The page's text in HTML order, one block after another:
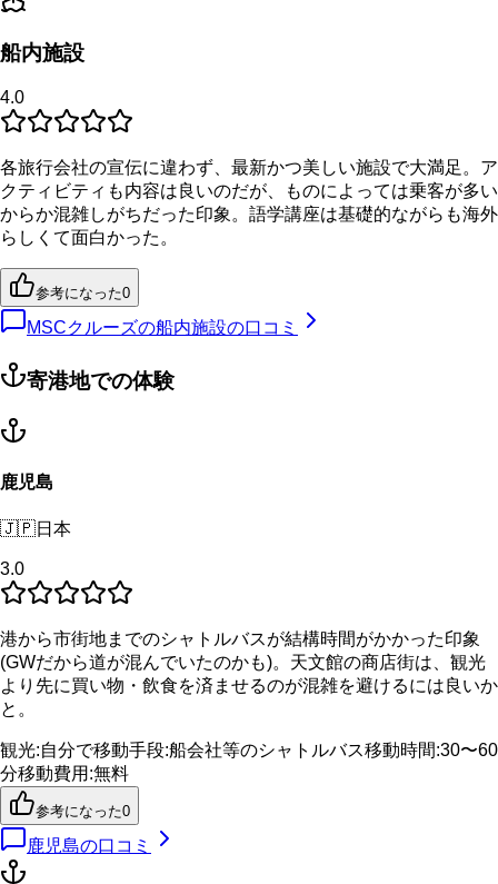
船内施設
4.0
各旅行会社の宣伝に違わず、最新かつ美しい施設で大満足。ア
クティビティも内容は良いのだが、ものによっては乗客が多い
からか混雑しがちだった印象。語学講座は基礎的ながらも海外
らしくて面白かった。
参考になった0
MSCクルーズの船内施設の口コミ
寄港地での体験
鹿児島
🇯🇵日本
3.0
港から市街地までのシャトルバスが結構時間がかかった印象
(GWだから道が混んでいたのかも)。天文館の商店街は、観光
より先に買い物・飲食を済ませるのが混雑を避けるには良いか
と。
観光:自分で移動手段:船会社等のシャトルバス移動時間:30〜60
分移動費用 :無料
参考になった0
鹿児島の口コミ